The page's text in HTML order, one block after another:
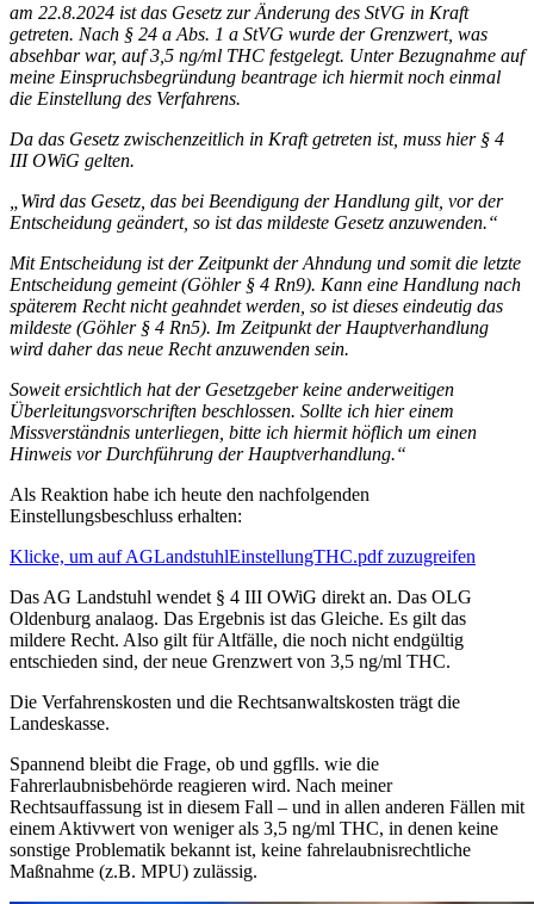
am 22.8.2024 ist das Gesetz zur Änderung des StVG in Kraft
getreten. Nach § 24 a Abs. 1 a StVG wurde der Grenzwert, was
absehbar war, auf 3,5 ng/ml THC festgelegt. Unter Bezugnahme auf
meine Einspruchsbegründung beantrage ich hiermit noch einmal
die Einstellung des Verfahrens.
Da das Gesetz zwischenzeitlich in Kraft getreten ist, muss hier § 4
III OWiG gelten.
„Wird das Gesetz, das bei Beendigung der Handlung gilt, vor der
Entscheidung geändert, so ist das mildeste Gesetz anzuwenden.“
Mit Entscheidung ist der Zeitpunkt der Ahndung und somit die letzte
Entscheidung gemeint (Göhler § 4 Rn9). Kann eine Handlung nach
späterem Recht nicht geahndet werden, so ist dieses eindeutig das
mildeste (Göhler § 4 Rn5). Im Zeitpunkt der Hauptverhandlung
wird daher das neue Recht anzuwenden sein.
Soweit ersichtlich hat der Gesetzgeber keine anderweitigen
Überleitungsvorschriften beschlossen. Sollte ich hier einem
Missverständnis unterliegen, bitte ich hiermit höflich um einen
Hinweis vor Durchführung der Hauptverhandlung.“
Als Reaktion habe ich heute den nachfolgenden
Einstellungsbeschluss erhalten:
Klicke, um auf AGLandstuhlEinstellungTHC.pdf zuzugreifen
Das AG Landstuhl wendet § 4 III OWiG direkt an. Das OLG
Oldenburg analaog. Das Ergebnis ist das Gleiche. Es gilt das
mildere Recht. Also gilt für Altfälle, die noch nicht endgültig
entschieden sind, der neue Grenzwert von 3,5 ng/ml THC.
Die Verfahrenskosten und die Rechtsanwaltskosten trägt die
Landeskasse.
Spannend bleibt die Frage, ob und ggflls. wie die
Fahrerlaubnisbehörde reagieren wird. Nach meiner
Rechtsauffassung ist in diesem Fall – und in allen anderen Fällen mit
einem Aktivwert von weniger als 3,5 ng/ml THC, in denen keine
sonstige Problematik bekannt ist, keine fahrelaubnisrechtliche
Maßnahme (z.B. MPU) zulässig.